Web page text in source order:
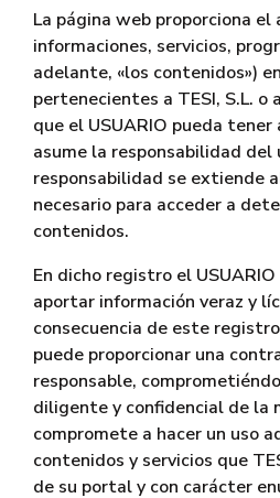
La página web proporciona
informaciones, servicios,
adelante, «los contenidos»)
pertenecientes a TESI, S.L. o
que el USUARIO pueda tener
asume la responsabilidad
responsabilidad se extiende
necesario para acceder a
contenidos.
En dicho registro el
aportar información veraz y
consecuencia de este
puede proporcionar una
responsable,
diligente y confidencial de la
compromete a hacer un uso
contenidos y servicios que
de su portal y con carácter